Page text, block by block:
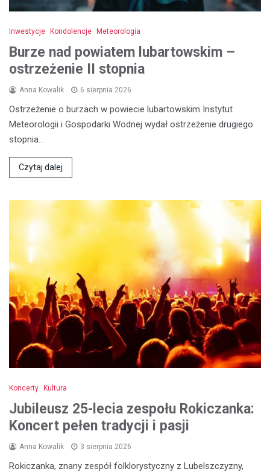
Inwestycje Kondolencje Meteorologia
Burze nad powiatem lubartowskim –
ostrzeżenie II stopnia
Anna Kowalik 6 sierpnia 2026
Ostrzeżenie o burzach w powiecie lubartowskim Instytut
Meteorologii i Gospodarki Wodnej wydał ostrzeżenie drugiego
stopnia…
Czytaj dalej
Koncerty Kultura
Jubileusz 25-lecia zespołu Rokiczanka:
Koncert pełen tradycji i pasji
Anna Kowalik 3 sierpnia 2026
Rokiczanka, znany zespół folklorystyczny z Lubelszczyzny,